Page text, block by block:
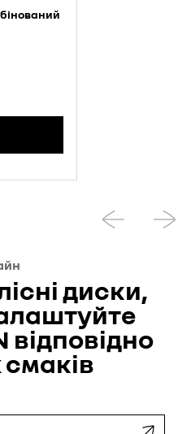
диски,
відповідно
смаків